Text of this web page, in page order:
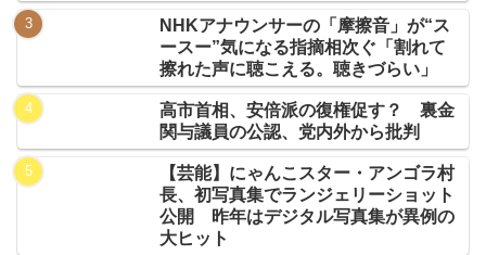
NHKアナウンサーの「摩擦音」が“ス
ースー”気になる指摘相次ぐ「割れて
擦れた声に聴こえる。聴きづらい」
高市首相、安倍派の復権促す？ 裏金
関与議員の公認、党内外から批判
【芸能】にゃんこスター・アンゴラ村
長、初写真集でランジェリーショット
公開 昨年はデジタル写真集が異例の
大ヒット